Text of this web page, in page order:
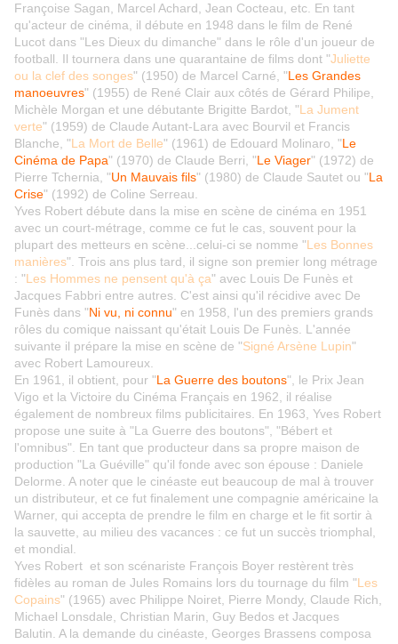
Françoise Sagan, Marcel Achard, Jean Cocteau, etc. En tant
qu'acteur de cinéma, il débute en 1948 dans le film de René
Lucot dans "Les Dieux du dimanche" dans le rôle d'un joueur de
football. Il tournera dans une quarantaine de films dont "Juliette
ou la clef des songes" (1950) de Marcel Carné, "Les Grandes
manoeuvres" (1955) de René Clair aux côtés de Gérard Philipe,
Michèle Morgan et une débutante Brigitte Bardot, "La Jument
verte" (1959) de Claude Autant-Lara avec Bourvil et Francis
Blanche, "La Mort de Belle" (1961) de Edouard Molinaro, "Le
Cinéma de Papa" (1970) de Claude Berri, "Le Viager" (1972) de
Pierre Tchernia, "Un Mauvais fils" (1980) de Claude Sautet ou "La
Crise" (1992) de Coline Serreau.
Yves Robert débute dans la mise en scène de cinéma en 1951
avec un court-métrage, comme ce fut le cas, souvent pour la
plupart des metteurs en scène...celui-ci se nomme "Les Bonnes
manières". Trois ans plus tard, il signe son premier long métrage
: "Les Hommes ne pensent qu'à ça" avec Louis De Funès et
Jacques Fabbri entre autres. C'est ainsi qu'il récidive avec De
Funès dans "Ni vu, ni connu" en 1958, l'un des premiers grands
rôles du comique naissant qu'était Louis De Funès. L'année
suivante il prépare la mise en scène de "Signé Arsène Lupin"
avec Robert Lamoureux.
En 1961, il obtient, pour "La Guerre des boutons", le Prix Jean
Vigo et la Victoire du Cinéma Français en 1962, il réalise
également de nombreux films publicitaires. En 1963, Yves Robert
propose une suite à "La Guerre des boutons", "Bébert et
l'omnibus". En tant que producteur dans sa propre maison de
production "La Guéville" qu'il fonde avec son épouse : Daniele
Delorme. A noter que le cinéaste eut beaucoup de mal à trouver
un distributeur, et ce fut finalement une compagnie américaine la
Warner, qui accepta de prendre le film en charge et le fit sortir à
la sauvette, au milieu des vacances : ce fut un succès triomphal,
et mondial.
Yves Robert et son scénariste François Boyer restèrent très
fidèles au roman de Jules Romains lors du tournage du film "Les
Copains" (1965) avec Philippe Noiret, Pierre Mondy, Claude Rich,
Michael Lonsdale, Christian Marin, Guy Bedos et Jacques
Balutin. A la demande du cinéaste, Georges Brassens composa